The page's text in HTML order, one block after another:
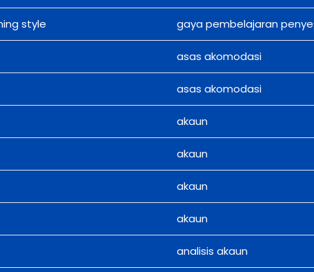
style gaya pembelajaran
asas akomodasi
asas akomodasi
akaun
akaun
akaun
akaun
analisis akaun